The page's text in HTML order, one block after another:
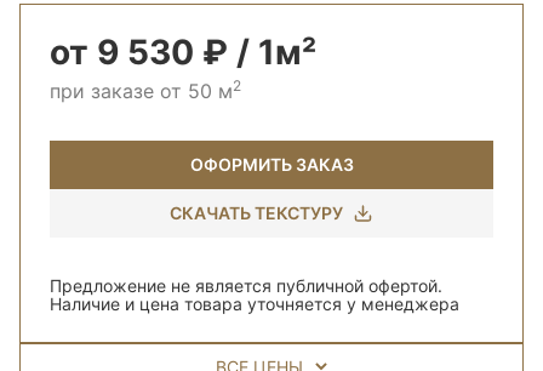
от 9 530 ₽ / 1м²
при заказе от 50 м2
ОФОРМИТЬ ЗАКАЗ
СКАЧАТЬ ТЕКСТУРУ
Предложение не является публичной офертой.
Наличие и цена товара уточняется у менеджера